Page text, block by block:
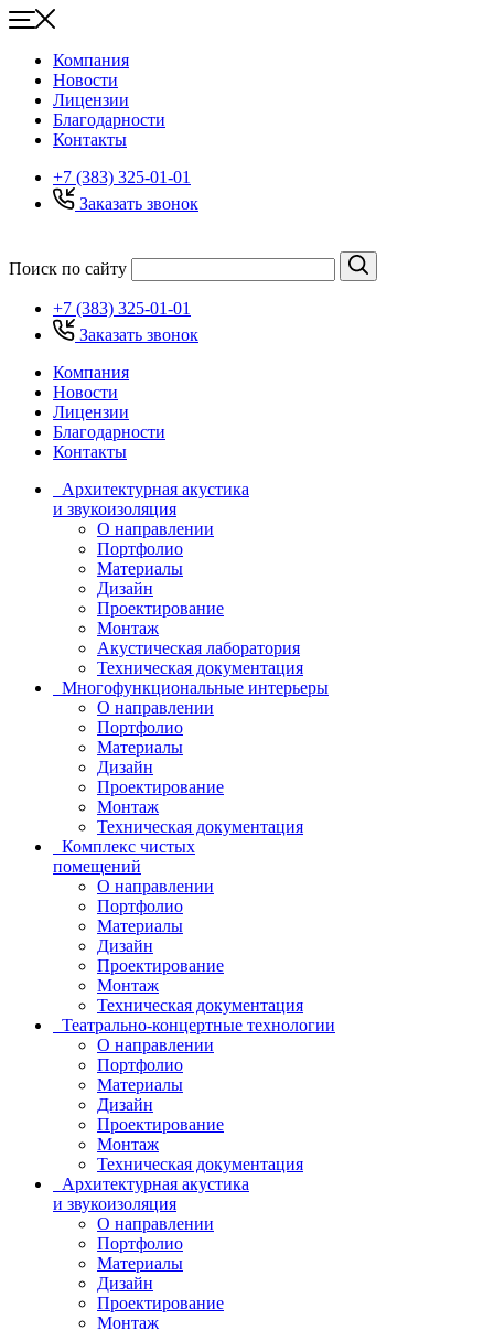
Компания
Новости
Лицензии
Благодарности
Контакты
+7 (383) 325-01-01
Заказать звонок
Поиск по сайту
+7 (383) 325-01-01
Заказать звонок
Компания
Новости
Лицензии
Благодарности
Контакты
Архитектурная акустика
и звукоизоляция
О направлении
Портфолио
Материалы
Дизайн
Проектирование
Монтаж
Акустическая лаборатория
Техническая документация
Многофункциональные интерьеры
О направлении
Портфолио
Материалы
Дизайн
Проектирование
Монтаж
Техническая документация
Комплекс чистых
помещений
О направлении
Портфолио
Материалы
Дизайн
Проектирование
Монтаж
Техническая документация
Театрально-концертные технологии
О направлении
Портфолио
Материалы
Дизайн
Проектирование
Монтаж
Техническая документация
Архитектурная акустика
и звукоизоляция
О направлении
Портфолио
Материалы
Дизайн
Проектирование
Монтаж